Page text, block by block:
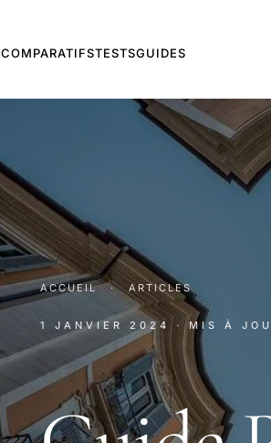
COMPARATIFSTESTSGUIDES
ACCUEIL · ARTICLES
1 JANVIER 2024 · MIS À